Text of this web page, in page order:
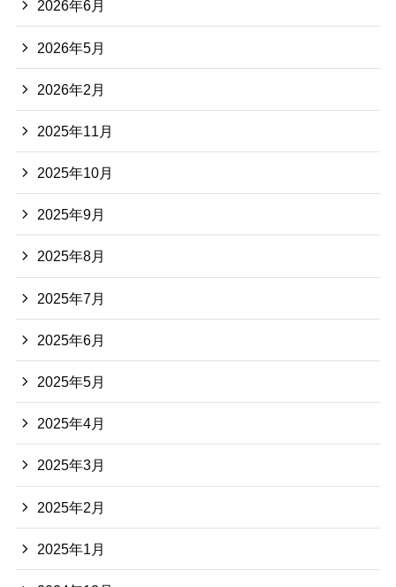
2026年6月
2026年5月
2026年2月
2025年11月
2025年10月
2025年9月
2025年8月
2025年7月
2025年6月
2025年5月
2025年4月
2025年3月
2025年2月
2025年1月